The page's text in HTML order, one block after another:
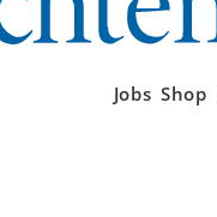
Jobs Shop